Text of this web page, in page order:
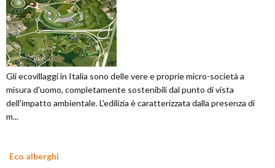
Gli ecovillaggi in Italia sono delle vere e proprie micro-società a
misura d'uomo, completamente sostenibili dal punto di vista
dell'impatto ambientale. L'edilizia è caratterizzata dalla presenza di
m...
Eco alberghi